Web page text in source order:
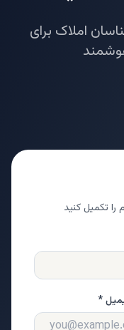
املاک برای
را تکمیل کنید
*